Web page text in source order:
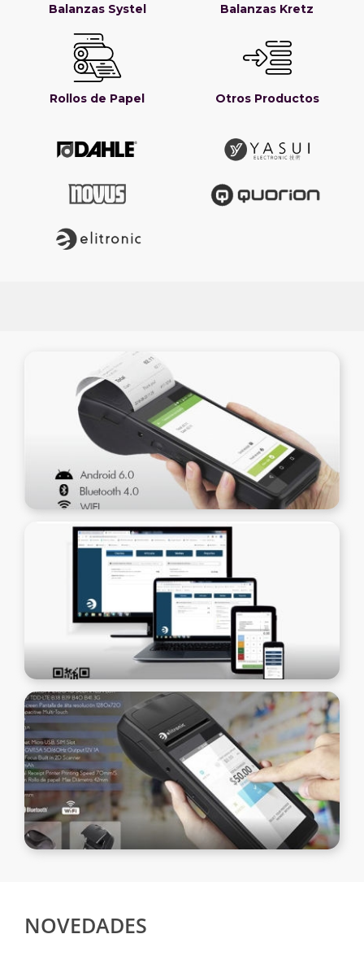
Balanzas Systel Balanzas Kretz
Rollos de Papel Otros Productos
NOVEDADES